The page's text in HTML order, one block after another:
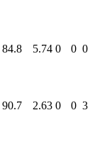
84.8 5.74 0 0 0
90.7 2.63 0 0 3